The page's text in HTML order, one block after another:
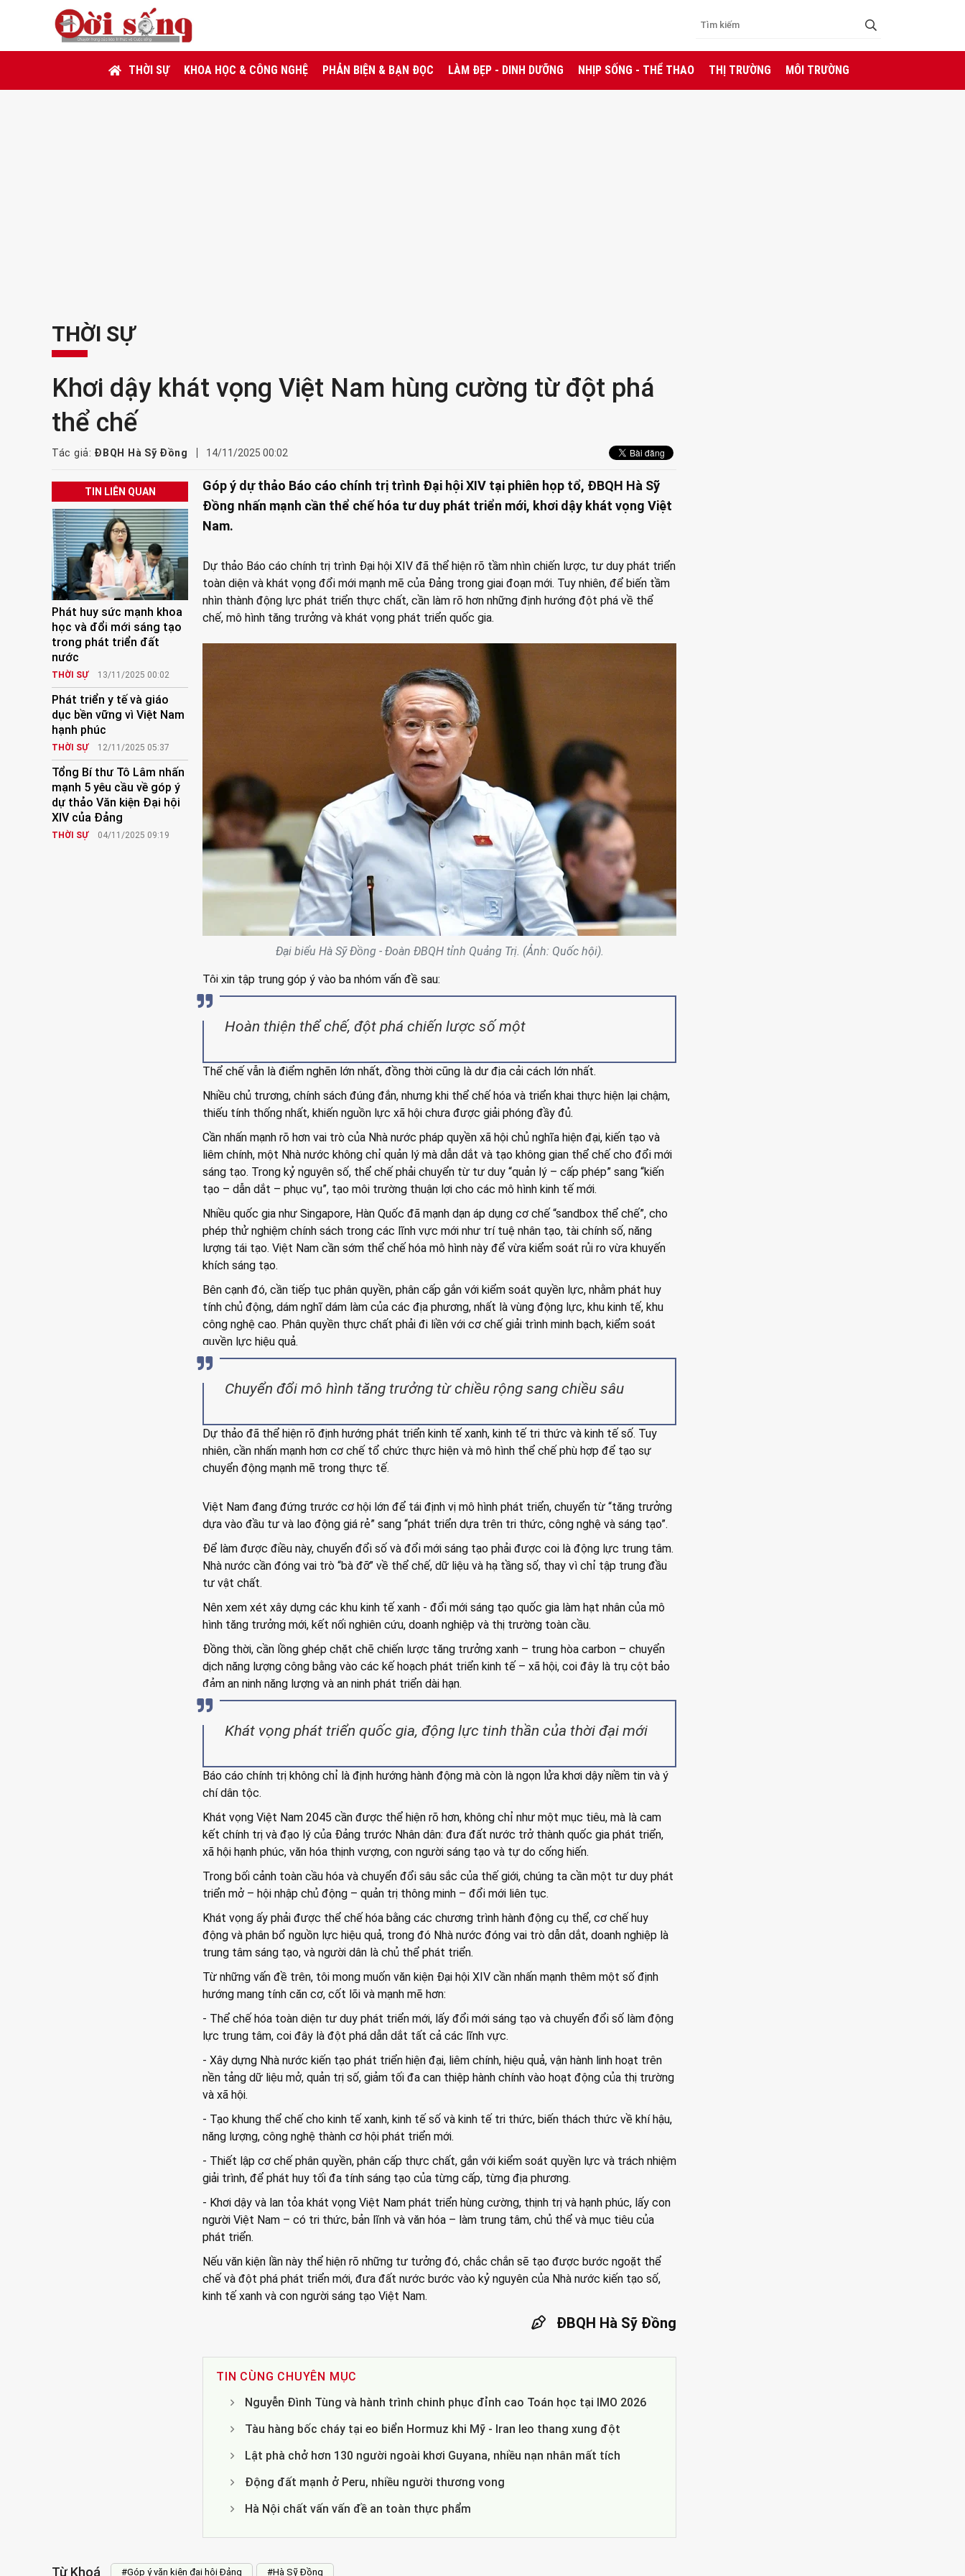
THỜI SỰ KHOA HỌC & CÔNG NGHỆ PHẢN BIỆN & BẠN ĐỌC LÀM ĐẸP - DINH DƯỠNG NHỊP SỐNG - THỂ THAO THỊ TRƯỜNG MÔI TRƯỜNG
THỜI SỰ
Khơi dậy khát vọng Việt Nam hùng cường từ đột phá
thể chế
Tác giả: ĐBQH Hà Sỹ Đồng 14/11/2025 00:02
TIN LIÊN QUAN
Phát huy sức mạnh khoa
học và đổi mới sáng tạo
trong phát triển đất
nước
THỜI SỰ 13/11/2025 00:02
Phát triển y tế và giáo
dục bền vững vì Việt Nam
hạnh phúc
THỜI SỰ 12/11/2025 05:37
Tổng Bí thư Tô Lâm nhấn
mạnh 5 yêu cầu về góp ý
dự thảo Văn kiện Đại hội
XIV của Đảng
THỜI SỰ 04/11/2025 09:19
Góp ý dự thảo Báo cáo chính trị trình Đại hội XIV tại phiên họp tổ, ĐBQH Hà Sỹ
Đồng nhấn mạnh cần thể chế hóa tư duy phát triển mới, khơi dậy khát vọng Việt
Nam.
Dự thảo Báo cáo chính trị trình Đại hội XIV đã thể hiện rõ tầm nhìn chiến lược, tư duy phát triển
toàn diện và khát vọng đổi mới mạnh mẽ của Đảng trong giai đoạn mới. Tuy nhiên, để biến tầm
nhìn thành động lực phát triển thực chất, cần làm rõ hơn những định hướng đột phá về thể
chế, mô hình tăng trưởng và khát vọng phát triển quốc gia.
Đại biểu Hà Sỹ Đồng - Đoàn ĐBQH tỉnh Quảng Trị. (Ảnh: Quốc hội).
Tôi xin tập trung góp ý vào ba nhóm vấn đề sau:
Hoàn thiện thể chế, đột phá chiến lược số một
Thể chế vẫn là điểm nghẽn lớn nhất, đồng thời cũng là dư địa cải cách lớn nhất.
Nhiều chủ trương, chính sách đúng đắn, nhưng khi thể chế hóa và triển khai thực hiện lại chậm,
thiếu tính thống nhất, khiến nguồn lực xã hội chưa được giải phóng đầy đủ.
Cần nhấn mạnh rõ hơn vai trò của Nhà nước pháp quyền xã hội chủ nghĩa hiện đại, kiến tạo và
liêm chính, một Nhà nước không chỉ quản lý mà dẫn dắt và tạo không gian thể chế cho đổi mới
sáng tạo. Trong kỷ nguyên số, thể chế phải chuyển từ tư duy “quản lý – cấp phép” sang “kiến
tạo – dẫn dắt – phục vụ”, tạo môi trường thuận lợi cho các mô hình kinh tế mới.
Nhiều quốc gia như Singapore, Hàn Quốc đã mạnh dạn áp dụng cơ chế “sandbox thể chế”, cho
phép thử nghiệm chính sách trong các lĩnh vực mới như trí tuệ nhân tạo, tài chính số, năng
lượng tái tạo. Việt Nam cần sớm thể chế hóa mô hình này để vừa kiểm soát rủi ro vừa khuyến
khích sáng tạo.
Bên cạnh đó, cần tiếp tục phân quyền, phân cấp gắn với kiểm soát quyền lực, nhằm phát huy
tính chủ động, dám nghĩ dám làm của các địa phương, nhất là vùng động lực, khu kinh tế, khu
công nghệ cao. Phân quyền thực chất phải đi liền với cơ chế giải trình minh bạch, kiểm soát
quyền lực hiệu quả.
Chuyển đổi mô hình tăng trưởng từ chiều rộng sang chiều sâu
Dự thảo đã thể hiện rõ định hướng phát triển kinh tế xanh, kinh tế tri thức và kinh tế số. Tuy
nhiên, cần nhấn mạnh hơn cơ chế tổ chức thực hiện và mô hình thể chế phù hợp để tạo sự
chuyển động mạnh mẽ trong thực tế.
Việt Nam đang đứng trước cơ hội lớn để tái định vị mô hình phát triển, chuyển từ “tăng trưởng
dựa vào đầu tư và lao động giá rẻ” sang “phát triển dựa trên tri thức, công nghệ và sáng tạo”.
Để làm được điều này, chuyển đổi số và đổi mới sáng tạo phải được coi là động lực trung tâm.
Nhà nước cần đóng vai trò “bà đỡ” về thể chế, dữ liệu và hạ tầng số, thay vì chỉ tập trung đầu
tư vật chất.
Nên xem xét xây dựng các khu kinh tế xanh - đổi mới sáng tạo quốc gia làm hạt nhân của mô
hình tăng trưởng mới, kết nối nghiên cứu, doanh nghiệp và thị trường toàn cầu.
Đồng thời, cần lồng ghép chặt chẽ chiến lược tăng trưởng xanh – trung hòa carbon – chuyển
dịch năng lượng công bằng vào các kế hoạch phát triển kinh tế – xã hội, coi đây là trụ cột bảo
đảm an ninh năng lượng và an ninh phát triển dài hạn.
Khát vọng phát triển quốc gia, động lực tinh thần của thời đại mới
Báo cáo chính trị không chỉ là định hướng hành động mà còn là ngọn lửa khơi dậy niềm tin và ý
chí dân tộc.
Khát vọng Việt Nam 2045 cần được thể hiện rõ hơn, không chỉ như một mục tiêu, mà là cam
kết chính trị và đạo lý của Đảng trước Nhân dân: đưa đất nước trở thành quốc gia phát triển,
xã hội hạnh phúc, văn hóa thịnh vượng, con người sáng tạo và tự do cống hiến.
Trong bối cảnh toàn cầu hóa và chuyển đổi sâu sắc của thế giới, chúng ta cần một tư duy phát
triển mở – hội nhập chủ động – quản trị thông minh – đổi mới liên tục.
Khát vọng ấy phải được thể chế hóa bằng các chương trình hành động cụ thể, cơ chế huy
động và phân bổ nguồn lực hiệu quả, trong đó Nhà nước đóng vai trò dẫn dắt, doanh nghiệp là
trung tâm sáng tạo, và người dân là chủ thể phát triển.
Từ những vấn đề trên, tôi mong muốn văn kiện Đại hội XIV cần nhấn mạnh thêm một số định
hướng mang tính căn cơ, cốt lõi và mạnh mẽ hơn:
- Thể chế hóa toàn diện tư duy phát triển mới, lấy đổi mới sáng tạo và chuyển đổi số làm động
lực trung tâm, coi đây là đột phá dẫn dắt tất cả các lĩnh vực.
- Xây dựng Nhà nước kiến tạo phát triển hiện đại, liêm chính, hiệu quả, vận hành linh hoạt trên
nền tảng dữ liệu mở, quản trị số, giảm tối đa can thiệp hành chính vào hoạt động của thị trường
và xã hội.
- Tạo khung thể chế cho kinh tế xanh, kinh tế số và kinh tế tri thức, biến thách thức về khí hậu,
năng lượng, công nghệ thành cơ hội phát triển mới.
- Thiết lập cơ chế phân quyền, phân cấp thực chất, gắn với kiểm soát quyền lực và trách nhiệm
giải trình, để phát huy tối đa tính sáng tạo của từng cấp, từng địa phương.
- Khơi dậy và lan tỏa khát vọng Việt Nam phát triển hùng cường, thịnh trị và hạnh phúc, lấy con
người Việt Nam – có tri thức, bản lĩnh và văn hóa – làm trung tâm, chủ thể và mục tiêu của
phát triển.
Nếu văn kiện lần này thể hiện rõ những tư tưởng đó, chắc chắn sẽ tạo được bước ngoặt thể
chế và đột phá phát triển mới, đưa đất nước bước vào kỷ nguyên của Nhà nước kiến tạo số,
kinh tế xanh và con người sáng tạo Việt Nam.
ĐBQH Hà Sỹ Đồng
TIN CÙNG CHUYÊN MỤC
Nguyễn Đình Tùng và hành trình chinh phục đỉnh cao Toán học tại IMO 2026
Tàu hàng bốc cháy tại eo biển Hormuz khi Mỹ - Iran leo thang xung đột
Lật phà chở hơn 130 người ngoài khơi Guyana, nhiều nạn nhân mất tích
Động đất mạnh ở Peru, nhiều người thương vong
Hà Nội chất vấn vấn đề an toàn thực phẩm
Từ Khoá #Góp ý văn kiện đại hội Đảng #Hà Sỹ Đồng